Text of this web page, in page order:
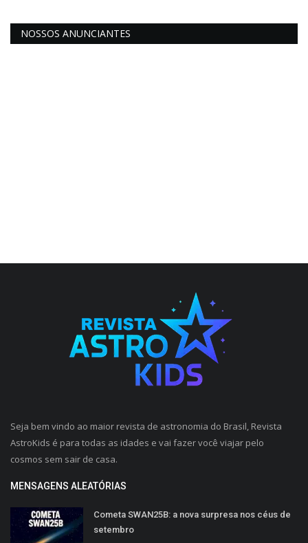
NOSSOS ANUNCIANTES
Seja bem vindo ao maior revista de astronomia do Brasil, Revista
AstroKids é para todas as idades e vai fazer você viajar pelo
cosmos sem sair de casa.
MENSAGENS ALEATÓRIAS
Cometa SWAN25B: a nova surpresa nos céus de
setembro